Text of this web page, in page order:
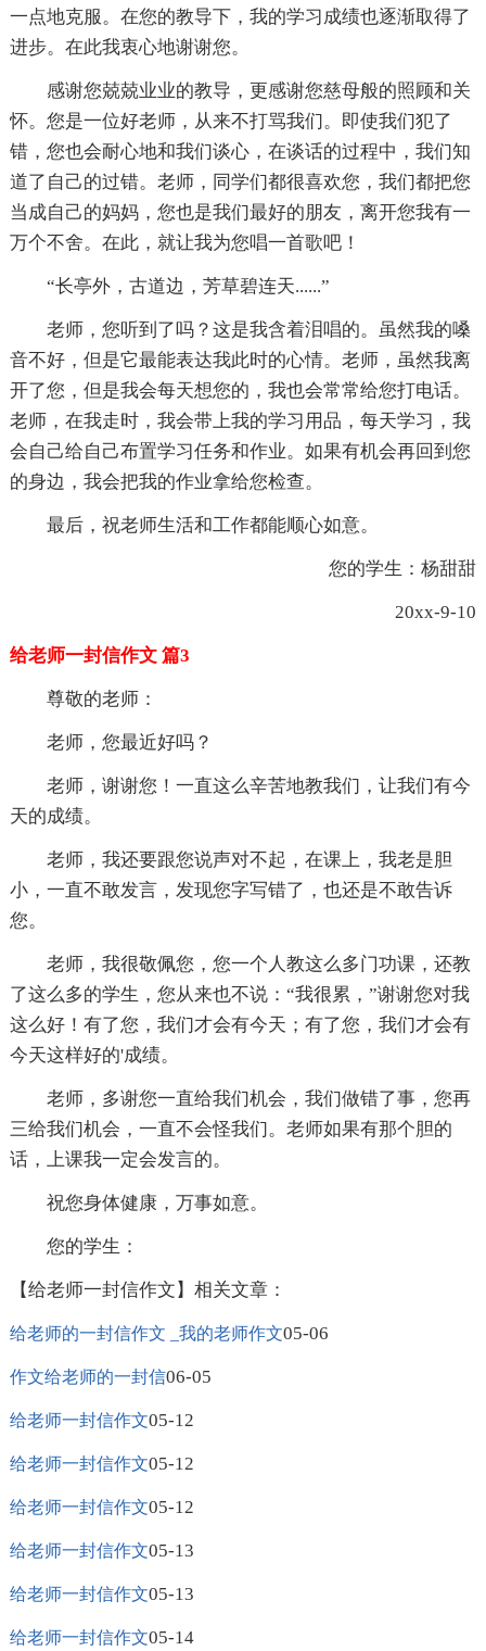
一点地克服。在您的教导下，我的学习成绩也逐渐取得了
进步。在此我衷心地谢谢您。
感谢您兢兢业业的教导，更感谢您慈母般的照顾和关
怀。您是一位好老师，从来不打骂我们。即使我们犯了
错，您也会耐心地和我们谈心，在谈话的过程中，我们知
道了自己的过错。老师，同学们都很喜欢您，我们都把您
当成自己的妈妈，您也是我们最好的朋友，离开您我有一
万个不舍。在此，就让我为您唱一首歌吧！
“长亭外，古道边，芳草碧连天......”
老师，您听到了吗？这是我含着泪唱的。虽然我的嗓
音不好，但是它最能表达我此时的心情。老师，虽然我离
开了您，但是我会每天想您的，我也会常常给您打电话。
老师，在我走时，我会带上我的学习用品，每天学习，我
会自己给自己布置学习任务和作业。如果有机会再回到您
的身边，我会把我的作业拿给您检查。
最后，祝老师生活和工作都能顺心如意。
您的学生：杨甜甜
20xx-9-10
给老师一封信作文 篇3
尊敬的老师：
老师，您最近好吗？
老师，谢谢您！一直这么辛苦地教我们，让我们有今
天的成绩。
老师，我还要跟您说声对不起，在课上，我老是胆
小，一直不敢发言，发现您字写错了，也还是不敢告诉
您。
老师，我很敬佩您，您一个人教这么多门功课，还教
了这么多的学生，您从来也不说：“我很累，”谢谢您对我
这么好！有了您，我们才会有今天；有了您，我们才会有
今天这样好的'成绩。
老师，多谢您一直给我们机会，我们做错了事，您再
三给我们机会，一直不会怪我们。老师如果有那个胆的
话，上课我一定会发言的。
祝您身体健康，万事如意。
您的学生：
【给老师一封信作文】相关文章：
给老师的一封信作文 _我的老师作文05-06
作文给老师的一封信06-05
给老师一封信作文05-12
给老师一封信作文05-12
给老师一封信作文05-12
给老师一封信作文05-13
给老师一封信作文05-13
给老师一封信作文05-14